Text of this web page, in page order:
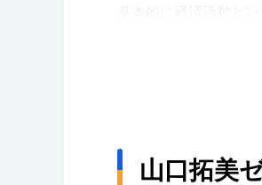
前提です。そのため
はなってほしくない
山口拓美